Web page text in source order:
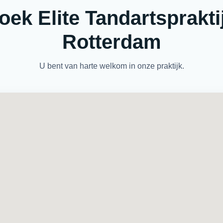
Elite
Rotterdam
U bent van harte welkom in onze praktijk.